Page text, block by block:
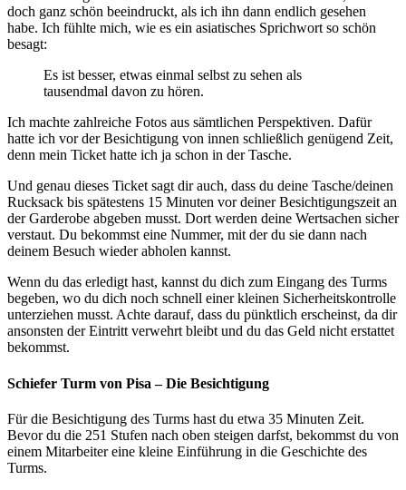
doch ganz schön beeindruckt, als ich ihn dann endlich gesehen
habe. Ich fühlte mich, wie es ein asiatisches Sprichwort so schön
besagt:
Es ist besser, etwas einmal selbst zu sehen als
tausendmal davon zu hören.
Ich machte zahlreiche Fotos aus sämtlichen Perspektiven. Dafür
hatte ich vor der Besichtigung von innen schließlich genügend Zeit,
denn mein Ticket hatte ich ja schon in der Tasche.
Und genau dieses Ticket sagt dir auch, dass du deine Tasche/deinen
Rucksack bis spätestens 15 Minuten vor deiner Besichtigungszeit an
der Garderobe abgeben musst. Dort werden deine Wertsachen sicher
verstaut. Du bekommst eine Nummer, mit der du sie dann nach
deinem Besuch wieder abholen kannst.
Wenn du das erledigt hast, kannst du dich zum Eingang des Turms
begeben, wo du dich noch schnell einer kleinen Sicherheitskontrolle
unterziehen musst. Achte darauf, dass du pünktlich erscheinst, da dir
ansonsten der Eintritt verwehrt bleibt und du das Geld nicht erstattet
bekommst.
Schiefer Turm von Pisa – Die Besichtigung
Für die Besichtigung des Turms hast du etwa 35 Minuten Zeit.
Bevor du die 251 Stufen nach oben steigen darfst, bekommst du von
einem Mitarbeiter eine kleine Einführung in die Geschichte des
Turms.